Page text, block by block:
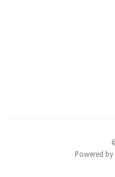
Powered by